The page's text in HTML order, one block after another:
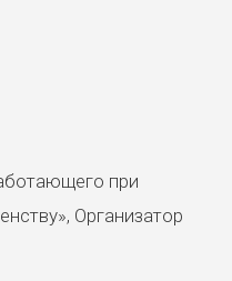
при
Организатор